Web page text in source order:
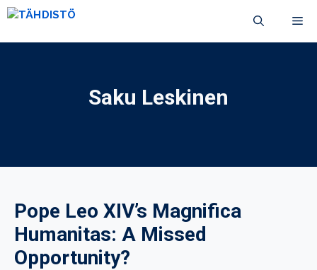
Siirry
Saku Leskinen
Pope Leo XIV’s Magnifica
Humanitas: A Missed
Opportunity?